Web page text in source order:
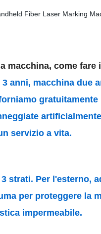
macchina, come
anni, macchina due
servizio a vita.
strati. Per l'esterno,
per proteggere la
impermeabile.